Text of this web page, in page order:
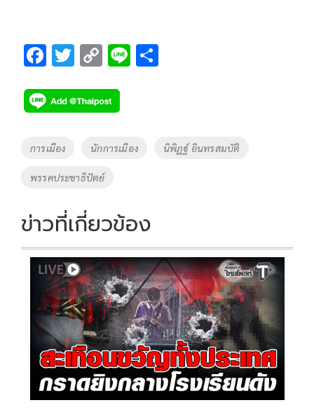
F
e
b
o
o
k
T
tt
er
C
p
y
Li
n
k
Li
Tags
การเมือง นักการเมือง นิพิฏฐ์ อินทรสมบัติ
พรรคประชาธิปัตย์
ข่าวที่เกี่ยวข้อง